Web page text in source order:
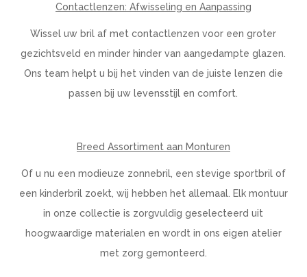
Contactlenzen: Afwisseling en Aanpassing
Wissel uw bril af met contactlenzen voor een groter
gezichtsveld en minder hinder van aangedampte glazen.
Ons team helpt u bij het vinden van de juiste lenzen die
passen bij uw levensstijl en comfort.
Breed Assortiment aan Monturen
Of u nu een modieuze zonnebril, een stevige sportbril of
een kinderbril zoekt, wij hebben het allemaal. Elk montuur
in onze collectie is zorgvuldig geselecteerd uit
hoogwaardige materialen en wordt in ons eigen atelier
met zorg gemonteerd.